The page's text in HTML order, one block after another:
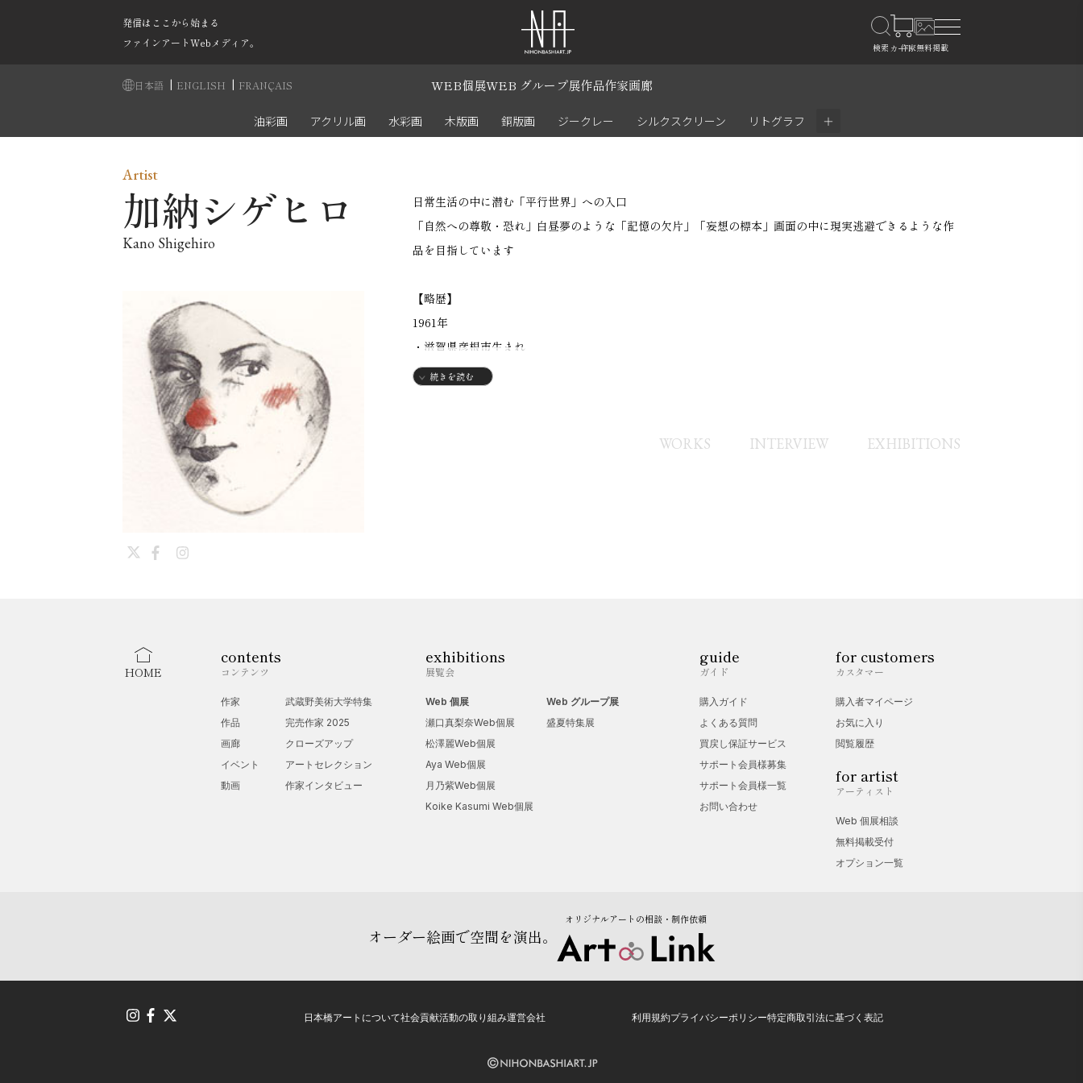
発信はここから始まる
ファインアートWebメディア。
日本語 | ENGLISH | FRANÇAIS WEB個展WEB グループ展作品作家画廊
油彩画 アクリル画 水彩画 木版画 銅版画 ジークレー シルクスクリーン リトグラフ ＋
日常生活の中に潜む「平行世界」への入口
「自然への尊敬・恐れ」白昼夢のような「記憶の欠片」「妄想の標本」画面の中に現実逃避できるような作
品を目指しています
【略歴】
1961年
・滋賀県彦根市生まれ
1983年
・ギャラリーナツカ（東京京橋）
・ギャラリーフォート（スペイン）
【受賞歴】
2018年
・全国大学版画展 優秀賞/美術館賞（収蔵賞）/観客賞
続きを読む
Artist
加納シゲヒロ
Kano Shigehiro
WORKS INTERVIEW EXHIBITIONS
HOME
contents
コンテンツ
作家
作品
画廊
イベント
動画
武蔵野美術大学特集
完売作家 2025
クローズアップ
アートセレクション
作家インタビュー
exhibitions
展覧会
Web 個展
瀬口真梨奈Web個展
松澤麗Web個展
Aya Web個展
月乃紫Web個展
Koike Kasumi Web個展
Web グループ展
盛夏特集展
guide
ガイド
購入ガイド
よくある質問
買戻し保証サービス
サポート会員様募集
サポート会員様一覧
お問い合わせ
for customers
カスタマー
購入者マイページ
お気に入り
閲覧履歴
for artist
アーティスト
Web 個展相談
無料掲載受付
オプション一覧
オーダー絵画で空間を演出。
オリジナルアートの相談・制作依頼
日本橋アートについて社会貢献活動の取り組み運営会社 利用規約プライバシーポリシー特定商取引法に基づく表記